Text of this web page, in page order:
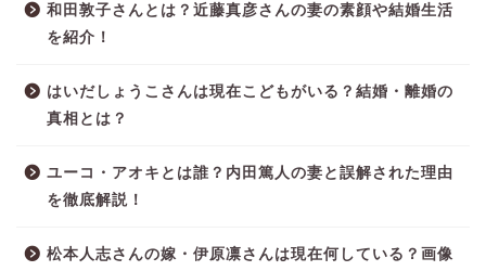
和田敦子さんとは？近藤真彦さんの妻の素顔や結婚生活
を紹介！
はいだしょうこさんは現在こどもがいる？結婚・離婚の
真相とは？
ユーコ・アオキとは誰？内田篤人の妻と誤解された理由
を徹底解説！
松本人志さんの嫁・伊原凛さんは現在何している？画像